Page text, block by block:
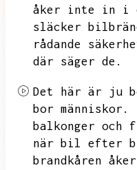
åker inte in i
släcker
rådande
där säger de.
Det här är ju
bor människor.
balkonger och
när bil efter
brandkåren